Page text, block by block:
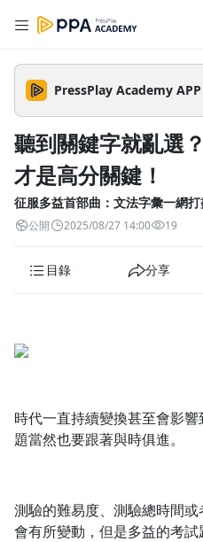
註冊領取
🌞 PPA 避暑津貼．冷
🥵 酷暑限時快閃｜單筆滿
2% 點數回饋！🚀 酷暑來
進修 限時開跑】◾單筆滿
即日起 - 8/13（只有一週
無上限🔥購買任一課程 or
$5,000 回饋 2% 點數🎁 此
入好友👉 享有「渠道專屬
6 天前
PressPlay Academy APP
聽到關鍵字就亂選
才是高分關鍵！
征服多益首部曲：文法字彙一網打
公開 2025/08/27 14:00 19
目錄 分享
時代一直持續變換甚至會影
題當然也要跟著與時俱進。
測驗的難易度、測驗總時間
會有所變動，但是多益的考試
--:--
2.0x
1.0x
追蹤列表
清除全部